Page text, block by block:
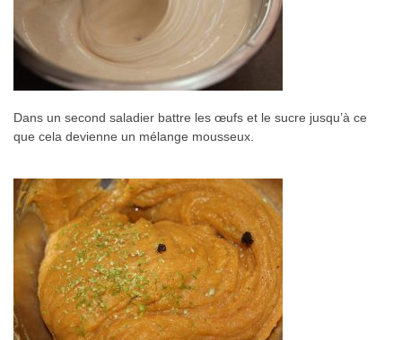
Dans un second saladier battre les œufs et le sucre jusqu’à ce
que cela devienne un mélange mousseux.